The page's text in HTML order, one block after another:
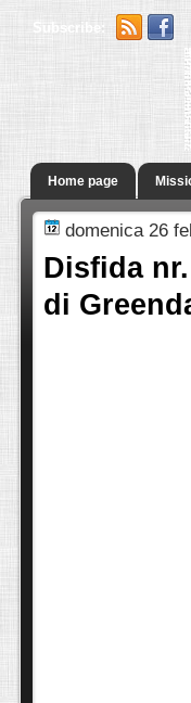
Subscribe:
Home page
domenica 26
Disfida
di